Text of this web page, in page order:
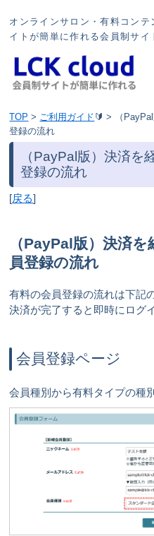
オンラインサロン・有料コン
イトが簡単に作れる会員制サイ
TOP > ご利用ガイド 🔰> （
登録の流れ
（PayPal版）決済を
登録の流れ
[戻る]
（PayPal版）決済
員登録の流れ
有料の会員登録の流れは下記
決済が完了すると即時にログ
会員登録ページ
会員種別から有料タイプの種